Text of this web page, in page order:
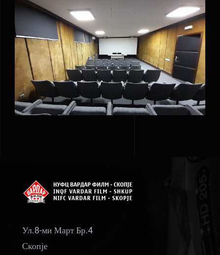
Ул.8-ми Март Бр.4
Скопје